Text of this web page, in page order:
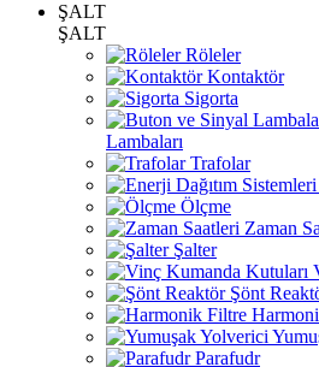
ŞALT
ŞALT
Röleler
Kontaktör
Sigorta
Lambaları
Trafolar
Ölçme
Zaman
Şalter
Şönt
Parafudr